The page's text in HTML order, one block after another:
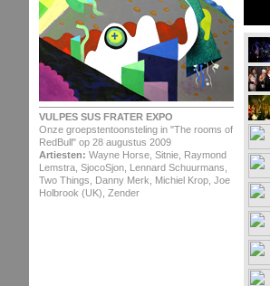
VULPES SUS FRATER EXPO
Onze groepstentoonsteling in "The rooms of
RedBull" op 28 augustus 2009
Artiesten: Wayne Horse, Sitnie, Raymond
Lemstra, SjocoSjon, Lennard Schuurmans,
Two Things, Danny Merk, Michiel Krop, Joe
Holbrook (UK), Zender